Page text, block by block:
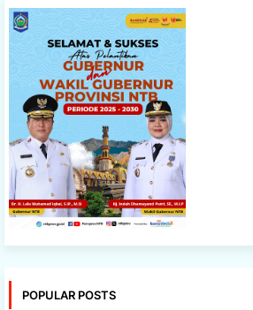
POPULAR POSTS